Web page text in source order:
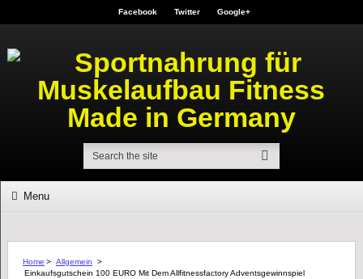
Facebook Twitter Google+
Menu
Home > Allgemein
>
Einkaufsgutschein 100 EURO Mit Dem Allfitnessfactory Adventsgewinnspiel